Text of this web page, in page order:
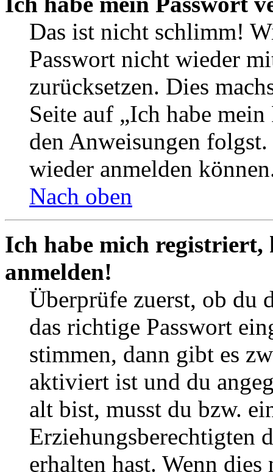
Das ist nicht schlimm!
Passwort nicht wieder
zurücksetzen. Dies
Seite auf „Ich habe
den Anweisungen
wieder anmelden
Nach oben
Ich habe mich
anmelden!
Überprüfe zuerst, ob du
das richtige Passwort
stimmen, dann gibt es
aktiviert ist und du
alt bist, musst du bzw.
Erziehungsberechtigten
erhalten hast. Wenn